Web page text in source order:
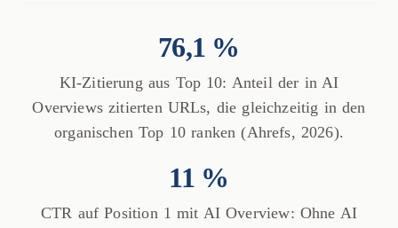
76,1 %
KI-Zitierung aus Top 10: Anteil der in AI
Overviews zitierten URLs, die gleichzeitig in den
organischen Top 10 ranken (Ahrefs, 2026).
11 %
CTR auf Position 1 mit AI Overview: Ohne AI